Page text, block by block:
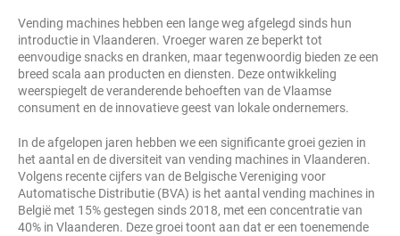
Vending machines hebben een lange weg afgelegd sinds hun
introductie in Vlaanderen. Vroeger waren ze beperkt tot
eenvoudige snacks en dranken, maar tegenwoordig bieden ze een
breed scala aan producten en diensten. Deze ontwikkeling
weerspiegelt de veranderende behoeften van de Vlaamse
consument en de innovatieve geest van lokale ondernemers.
In de afgelopen jaren hebben we een significante groei gezien in
het aantal en de diversiteit van vending machines in Vlaanderen.
Volgens recente cijfers van de Belgische Vereniging voor
Automatische Distributie (BVA) is het aantal vending machines in
België met 15% gestegen sinds 2018, met een concentratie van
40% in Vlaanderen. Deze groei toont aan dat er een toenemende